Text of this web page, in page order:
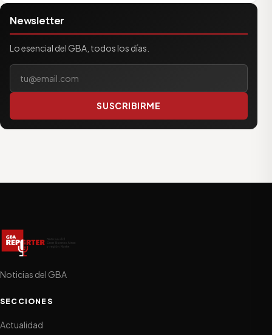
Newsletter
Lo esencial del GBA, todos los días.
SUSCRIBIRME
Noticias del GBA
SECCIONES
Actualidad